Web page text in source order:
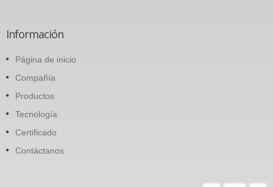
Información
Página de inicio
Compañía
Productos
Tecnología
Certificado
Contáctanos